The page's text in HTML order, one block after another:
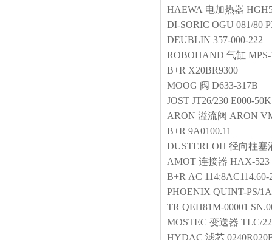
HAEWA 电加热器
DI-SORIC OGU 081/80
DEUBLIN 357-000-222
ROBOHAND 气缸
B+R X20BR9300
MOOG 阀 D633-317B
JOST JT26/230 E000-
ARON 溢流阀 ARON
B+R 9A0100.11
DUSTERLOH 径向柱塞
AMOT 连接器 HAX-523
B+R AC 114:8AC114.60-
PHOENIX QUINT-PS/
TR QEH81M-00001
MOSTEC 变送器 TLC/
HYDAC 滤芯